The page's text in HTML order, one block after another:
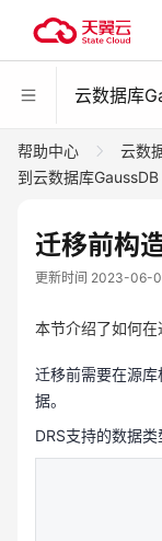
云数据库
帮助中心 云数
到云数据库
迁移前构
更新时间 2023-06-
本节介绍了如何在
迁移前需要在源
据。
DRS支持的数据类